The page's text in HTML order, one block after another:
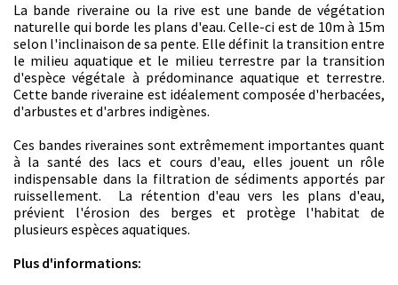
La bande riveraine ou la rive est une bande de végétation
naturelle qui borde les plans d'eau. Celle-ci est de 10m à 15m
selon l'inclinaison de sa pente. Elle définit la transition entre
le milieu aquatique et le milieu terrestre par la transition
d'espèce végétale à prédominance aquatique et terrestre.
Cette bande riveraine est idéalement composée d'herbacées,
d'arbustes et d'arbres indigènes.
Ces bandes riveraines sont extrêmement importantes quant
à la santé des lacs et cours d'eau, elles jouent un rôle
indispensable dans la filtration de sédiments apportés par
ruissellement. La rétention d'eau vers les plans d'eau,
prévient l'érosion des berges et protège l'habitat de
plusieurs espèces aquatiques.
Plus d'informations: